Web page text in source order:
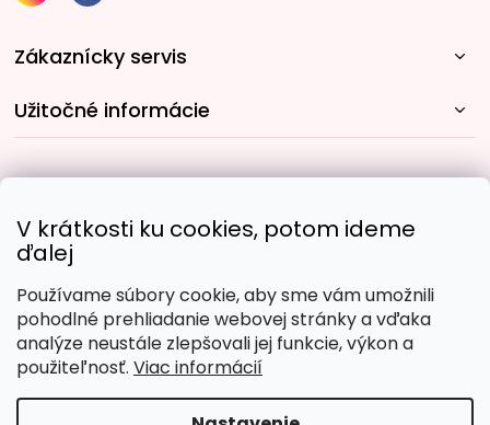
V krátkosti ku cookies, potom ideme
ďalej
Používame súbory cookie, aby sme vám umožnili
pohodlné prehliadanie webovej stránky a vďaka
analýze neustále zlepšovali jej funkcie, výkon a
použiteľnosť. Viac informácií
Zákaznícky servis
Užitočné informácie
Obľúbené spôsoby platby: